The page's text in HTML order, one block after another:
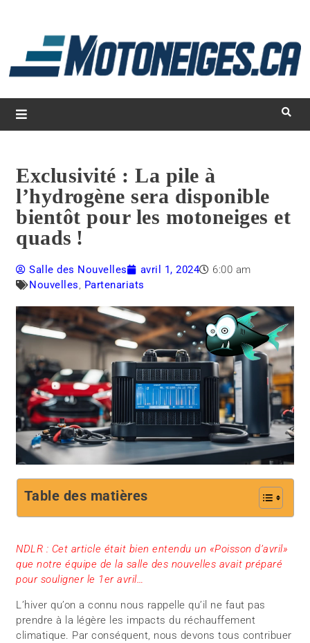
Magazine Motoneiges.ca
Exclusivité : La pile à
l’hydrogène sera disponible
bientôt pour les motoneiges et
quads !
Salle des Nouvelles avril 1, 2024
6:00 am
Nouvelles, Partenariats
Table des matières
NDLR : Cet article était bien entendu un «Poisson d’avril»
que notre équipe de la salle des nouvelles avait préparé
pour souligner le 1er avril…
L’hiver qu’on a connu nous rappelle qu’il ne faut pas
prendre à la légère les impacts du réchauffement
climatique. Par conséquent, nous devons tous contribuer